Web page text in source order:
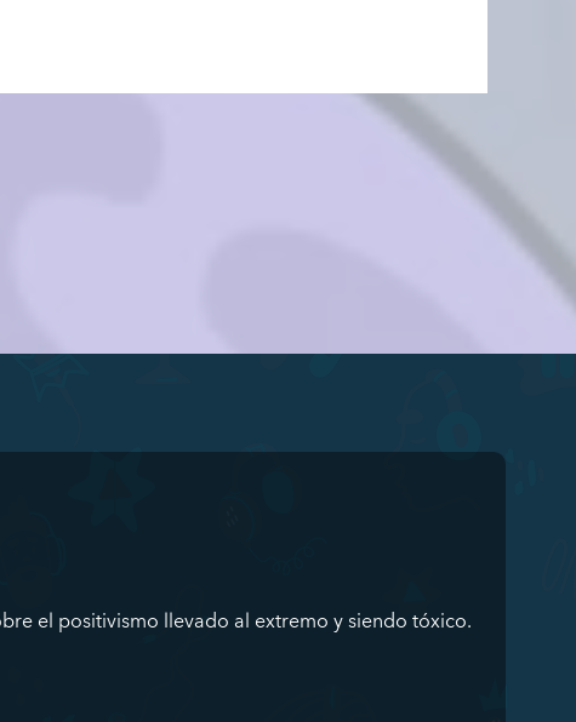
el positivismo llevado al extremo y siendo tóxico.